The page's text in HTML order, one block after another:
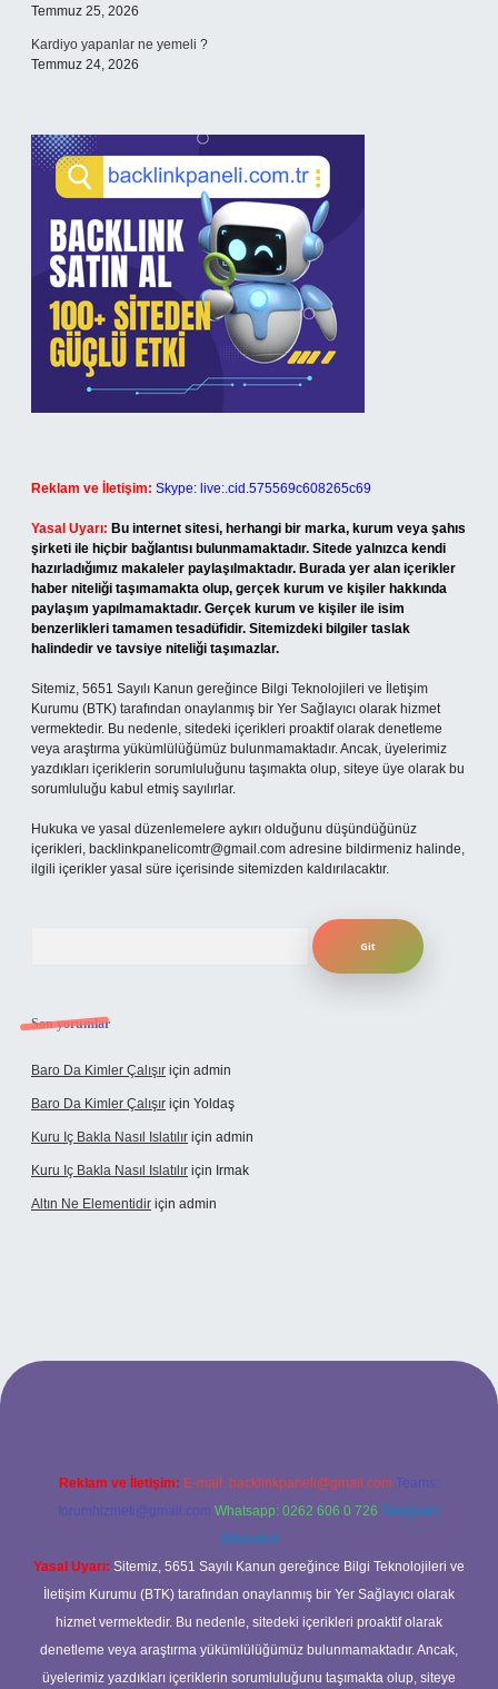
Temmuz 25, 2026
Kardiyo yapanlar ne yemeli ?
Temmuz 24, 2026
Reklam ve İletişim: Skype: live:.cid.575569c608265c69
Yasal Uyarı: Bu internet sitesi, herhangi bir marka, kurum veya şahıs
şirketi ile hiçbir bağlantısı bulunmamaktadır. Sitede yalnızca kendi
hazırladığımız makaleler paylaşılmaktadır. Burada yer alan içerikler
haber niteliği taşımamakta olup, gerçek kurum ve kişiler hakkında
paylaşım yapılmamaktadır. Gerçek kurum ve kişiler ile isim
benzerlikleri tamamen tesadüfidir. Sitemizdeki bilgiler taslak
halindedir ve tavsiye niteliği taşımazlar.
Sitemiz, 5651 Sayılı Kanun gereğince Bilgi Teknolojileri ve İletişim
Kurumu (BTK) tarafından onaylanmış bir Yer Sağlayıcı olarak hizmet
vermektedir. Bu nedenle, sitedeki içerikleri proaktif olarak denetleme
veya araştırma yükümlülüğümüz bulunmamaktadır. Ancak, üyelerimiz
yazdıkları içeriklerin sorumluluğunu taşımakta olup, siteye üye olarak bu
sorumluluğu kabul etmiş sayılırlar.
Hukuka ve yasal düzenlemelere aykırı olduğunu düşündüğünüz
içerikleri, backlinkpanelicomtr@gmail.com adresine bildirmeniz halinde,
ilgili içerikler yasal süre içerisinde sitemizden kaldırılacaktır.
Son yorumlar
Baro Da Kimler Çalışır için admin
Baro Da Kimler Çalışır için Yoldaş
Kuru Iç Bakla Nasıl Islatılır için admin
Kuru Iç Bakla Nasıl Islatılır için Irmak
Altın Ne Elementidir için admin
Reklam ve İletişim: E-mail: backlinkpaneli@gmail.com Teams:
forumhizmeti@gmail.com Whatsapp: 0262 606 0 726 Telegram:
@karabul
Yasal Uyarı: Sitemiz, 5651 Sayılı Kanun gereğince Bilgi Teknolojileri ve
İletişim Kurumu (BTK) tarafından onaylanmış bir Yer Sağlayıcı olarak
hizmet vermektedir. Bu nedenle, sitedeki içerikleri proaktif olarak
denetleme veya araştırma yükümlülüğümüz bulunmamaktadır. Ancak,
üyelerimiz yazdıkları içeriklerin sorumluluğunu taşımakta olup, siteye